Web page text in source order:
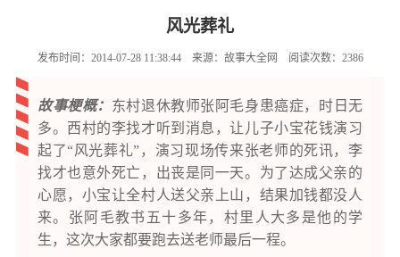
风光葬礼
发布时间：2014-07-28 11:38:44 来源： 故事大全网 阅读次数：2386
故事梗概： 东村退休教师张阿毛身患癌症，时日无
多。西村的李找才听到消息，让儿子小宝花钱演习
起了“风光葬礼”，演习现场传来张老师的死讯，李
找才也意外死亡，出丧是同一天。为了达成父亲的
心愿，小宝让全村人送父亲上山，结果加钱都没人
来。张阿毛教书五十多年，村里人大多是他的学
生，这次大家都要跑去送老师最后一程。